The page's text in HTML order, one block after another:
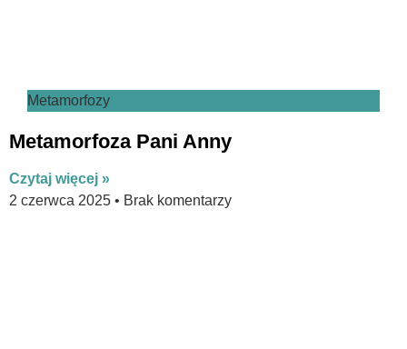
Metamorfozy
Metamorfoza Pani Anny
Czytaj więcej »
2 czerwca 2025
Brak komentarzy